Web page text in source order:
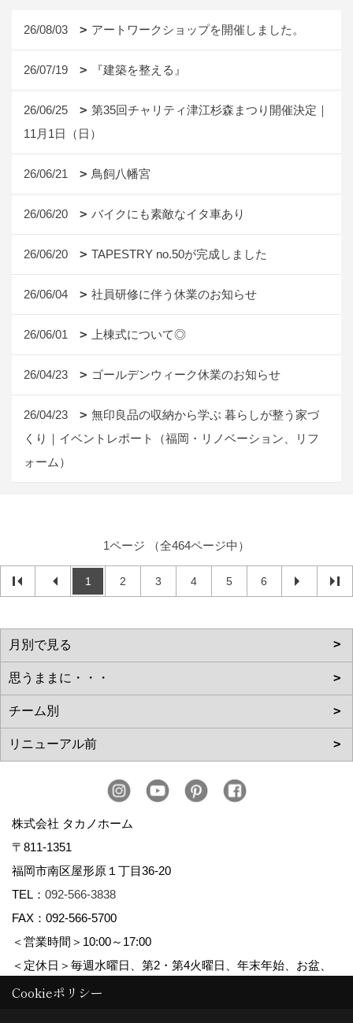
26/08/03 アートワークショップを開催しました。
26/07/19 『建築を整える』
26/06/25
第35回チャリティ津江杉森まつり開催決定｜
11月1日（日）
26/06/21 鳥飼八幡宮
26/06/20 バイクにも素敵なイタ車あり
26/06/20 TAPESTRY no.50が完成しました
26/06/04 社員研修に伴う休業のお知らせ
26/06/01 上棟式について◎
26/04/23 ゴールデンウィーク休業のお知らせ
26/04/23
無印良品の収納から学ぶ 暮らしが整う家づ
くり｜イベントレポート（福岡・リノベーション、リフ
ォーム）
1ページ （全464ページ中）
1 2 3 4 5 6
株式会社 タカノホーム
〒811-1351
福岡市南区屋形原１丁目36-20
TEL： 092-566-3838
FAX：092-566-5700
＜営業時間＞10:00～17:00
＜定休日＞毎週水曜日、第2・第4火曜日、年末年始、お盆、
ゴールデンウィーク、夏季休暇
Cookieポリシー